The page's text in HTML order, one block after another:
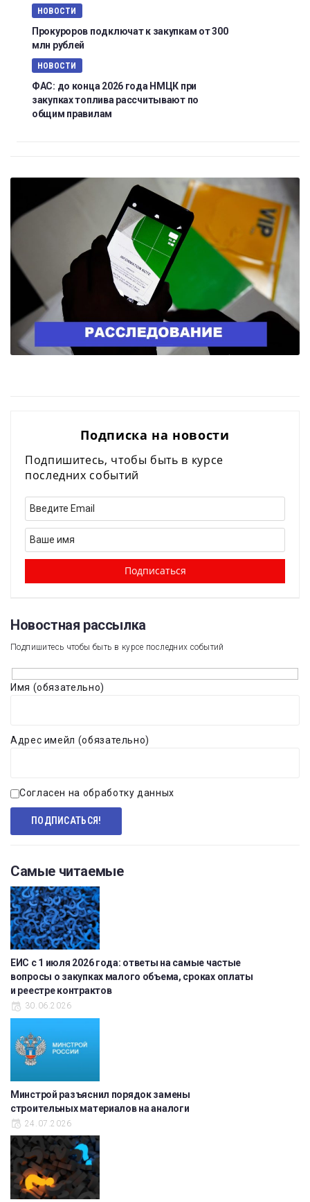
НОВОСТИ
Прокуроров подключат к закупкам от 300
млн рублей
НОВОСТИ
ФАС: до конца 2026 года НМЦК при
закупках топлива рассчитывают по
общим правилам
Подписка на новости
Подпишитесь, чтобы быть в курсе
последних событий
Новостная рассылка​
Подпишитесь чтобы быть в курсе последних событий
Имя (обязательно)
Адрес имейл (обязательно)
Согласен на обработку данных
Самые читаемые
ЕИС с 1 июля 2026 года: ответы на самые частые
вопросы о закупках малого объема, сроках оплаты
и реестре контрактов
30.06.2026
Минстрой разъяснил порядок замены
строительных материалов на аналоги
24.07.2026